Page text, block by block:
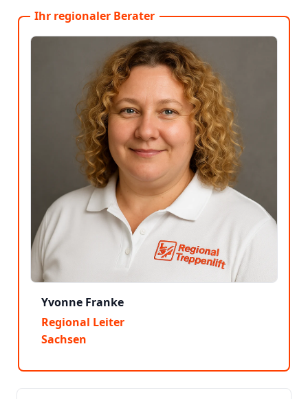
Ihr regionaler Berater
Yvonne Franke
Regional Leiter
Sachsen